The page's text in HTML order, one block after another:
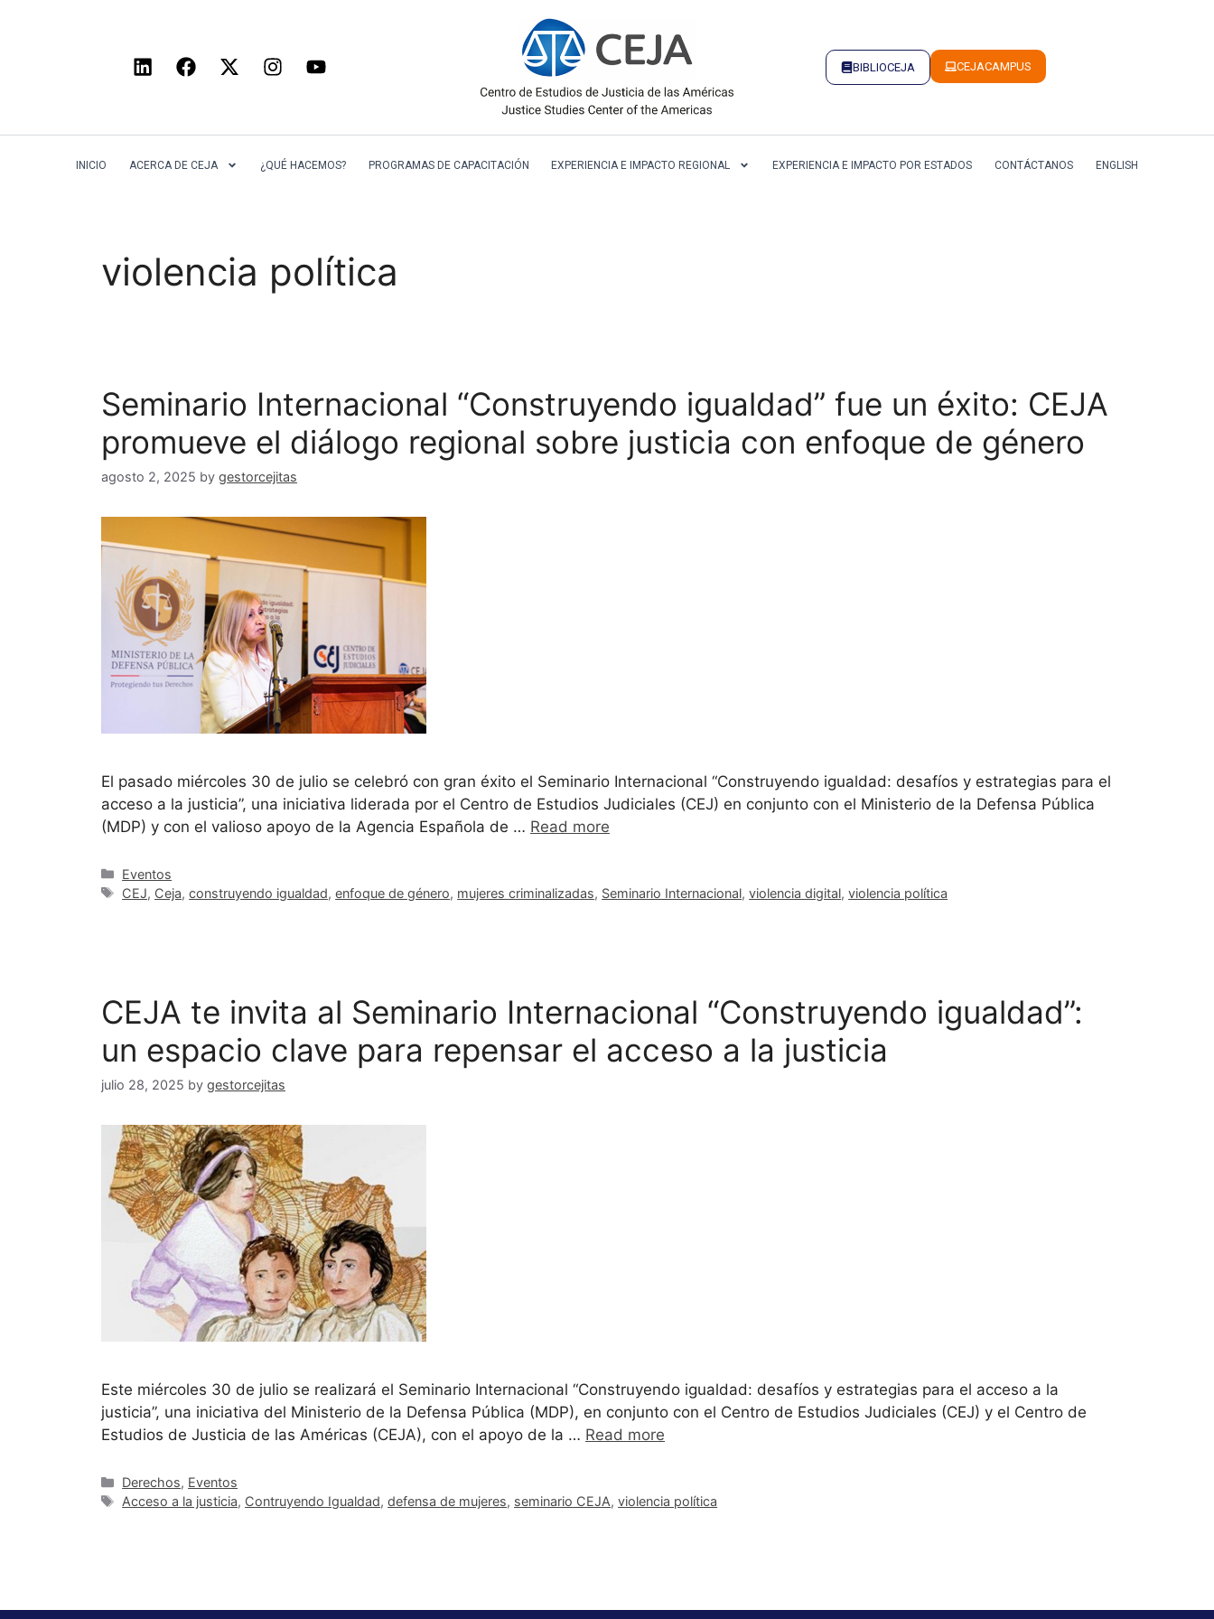
BIBLIOCEJA CEJACAMPUS
INICIO ACERCA DE CEJA ¿QUÉ HACEMOS? PROGRAMAS DE CAPACITACIÓN EXPERIENCIA E IMPACTO REGIONAL EXPERIENCIA E IMPACTO POR ESTADOS CONTÁCTANOS ENGLISH
violencia política
Seminario Internacional “Construyendo igualdad” fue un éxito: CEJA
promueve el diálogo regional sobre justicia con enfoque de género
agosto 2, 2025 by gestorcejitas
El pasado miércoles 30 de julio se celebró con gran éxito el Seminario Internacional “Construyendo igualdad: desafíos y estrategias para el
acceso a la justicia”, una iniciativa liderada por el Centro de Estudios Judiciales (CEJ) en conjunto con el Ministerio de la Defensa Pública
(MDP) y con el valioso apoyo de la Agencia Española de … Read more
Eventos
CEJ, Ceja,construyendo igualdad,enfoque de género, mujeres criminalizadas, Seminario Internacional,violencia digital,violencia política
CEJA te invita al Seminario Internacional “Construyendo igualdad”:
un espacio clave para repensar el acceso a la justicia
julio 28, 2025 by gestorcejitas
Este miércoles 30 de julio se realizará el Seminario Internacional “Construyendo igualdad: desafíos y estrategias para el acceso a la
justicia”, una iniciativa del Ministerio de la Defensa Pública (MDP), en conjunto con el Centro de Estudios Judiciales (CEJ) y el Centro de
Estudios de Justicia de las Américas (CEJA), con el apoyo de la … Read more
Derechos, Eventos
Acceso a la justicia, Contruyendo Igualdad,defensa de mujeres, seminario CEJA,violencia política